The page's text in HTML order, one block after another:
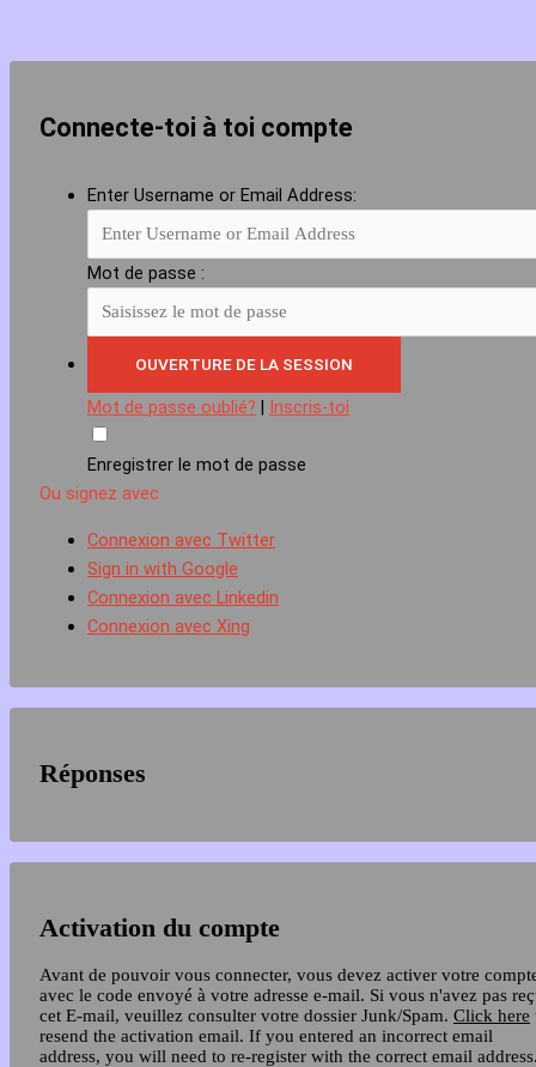
Connecte-toi à toi compte
Enter Username or Email Address:
Mot de passe :
Mot de passe oublié? | Inscris-toi
Enregistrer le mot de passe
Ou signez avec
Connexion avec Twitter
Sign in with Google
Connexion avec Linkedin
Connexion avec Xing
Réponses
Activation du compte
Avant de pouvoir vous connecter, vous devez activer votre
avec le code envoyé à votre adresse e-mail. Si vous n'avez pas
cet E-mail, veuillez consulter votre dossier Junk/Spam. Click here
resend the activation email. If you entered an incorrect email
address, you will need to re-register with the correct email